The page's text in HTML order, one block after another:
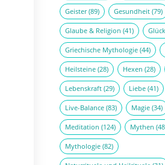
Geister(89) Gesundheit (79)
Glaube & Religion (41) Glück
Griechische Mythologie (44)
Heilsteine (28) Hexen (28)
Lebenskraft (29) Liebe (41)
Live-Balance (83) Magie (34)
Meditation (124) Mythen
Mythologie (82)